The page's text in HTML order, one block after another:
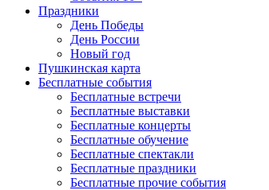
Праздники
День Победы
День России
Новый год
Пушкинская карта
Бесплатные события
Бесплатные встречи
Бесплатные выставки
Бесплатные концерты
Бесплатные обучение
Бесплатные спектакли
Бесплатные праздники
Бесплатные прочие события